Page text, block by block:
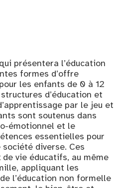
présentera l’éducation
formes d’offre
les enfants de 0 à 12
d’éducation et
par le jeu et
sont soutenus dans
émotionnel et le
essentielles pour
diverse. Ces
vie éducatifs, au même
appliquant les
l’éducation non formelle